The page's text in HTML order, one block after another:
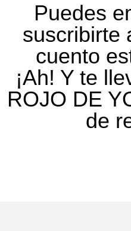
Puedes
suscribirte
cuento
¡Ah! Y te
ROJO DE
de